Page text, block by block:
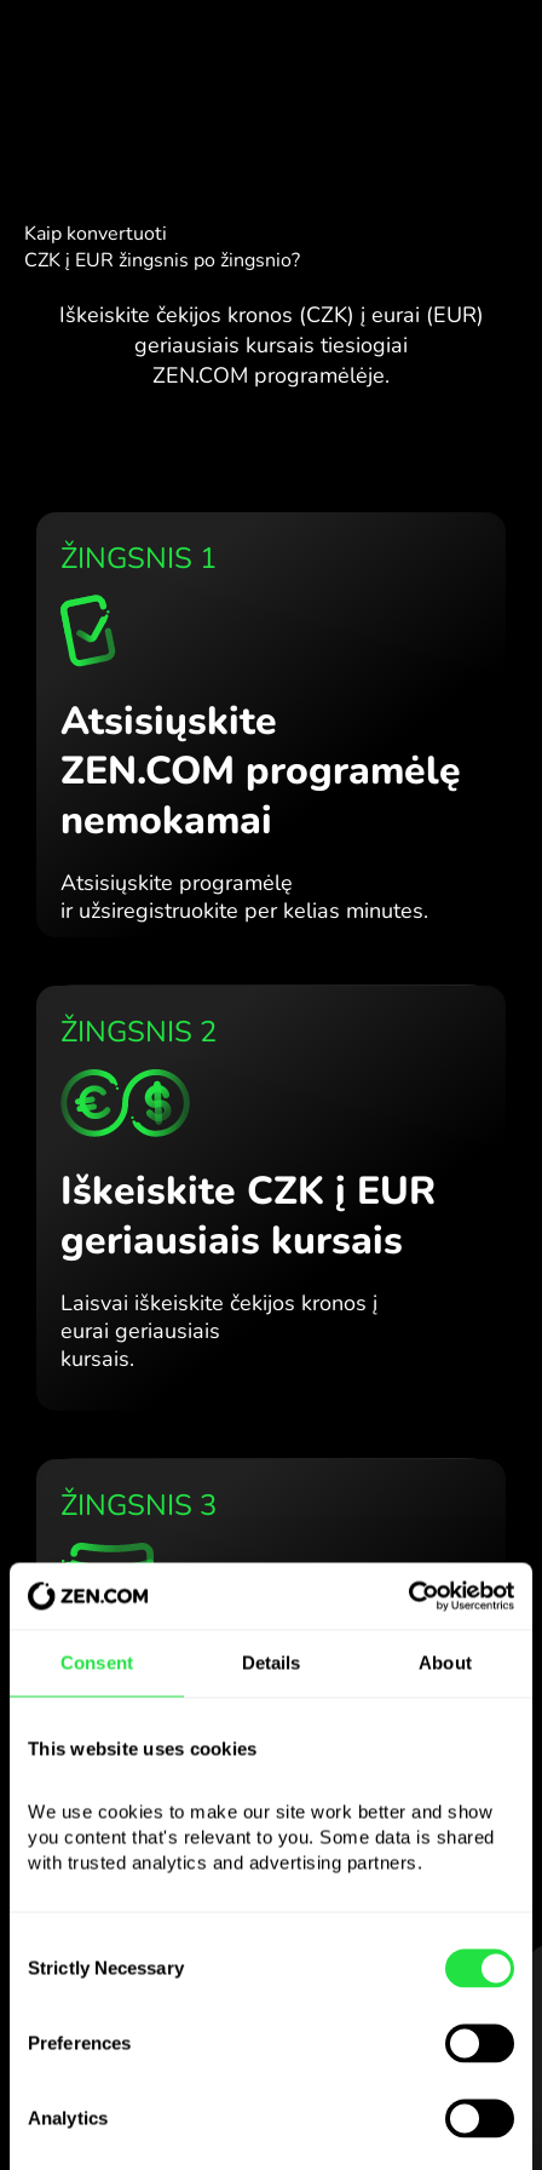
Consent Details About
This website uses cookies
We use cookies to make our site work better and show
you content that's relevant to you. Some data is shared
with trusted analytics and advertising partners.
Selection
Strictly Necessary
Preferences
Analytics
Kaip konvertuoti
CZK į EUR žingsnis po žingsnio?
Iškeiskite čekijos kronos (CZK) į eurai (EUR)
geriausiais kursais tiesiogiai
ZEN.COM programėlėje.
ŽINGSNIS 1
Atsisiųskite
ZEN.COM programėlę
nemokamai
Atsisiųskite programėlę
ir užsiregistruokite per kelias minutes.
ŽINGSNIS 2
Iškeiskite CZK į EUR
geriausiais kursais
Laisvai iškeiskite čekijos kronos į
eurai geriausiais
kursais.
ŽINGSNIS 3
Naudokite pasirinktą
valiutą
kaip norite
Siųskite pinigus į užsienį,
nuimkite iš bankomatų be
komisinio mokesčio, mokėkite
ŽINGSNIS 1